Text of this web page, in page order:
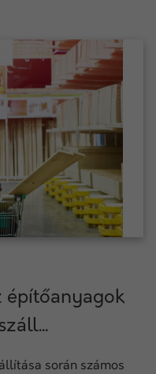
építőanyagok
során számos